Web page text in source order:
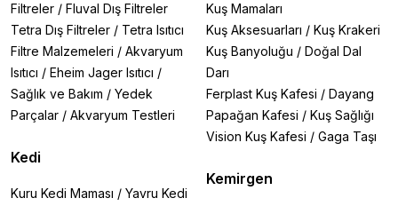
Filtreler / Fluval Dış Filtreler
Tetra Dış Filtreler / Tetra Isıtıcı
Filtre Malzemeleri / Akvaryum
Isıtıcı / Eheim Jager Isıtıcı /
Sağlık ve Bakım / Yedek
Parçalar / Akvaryum Testleri
Kedi
Kuru Kedi Maması / Yavru Kedi
Kuş Mamaları
Kuş Aksesuarları / Kuş Krakeri
Kuş Banyoluğu / Doğal Dal
Darı
Ferplast Kuş Kafesi / Dayang
Papağan Kafesi / Kuş Sağlığı
Vision Kuş Kafesi / Gaga Taşı
Kemirgen